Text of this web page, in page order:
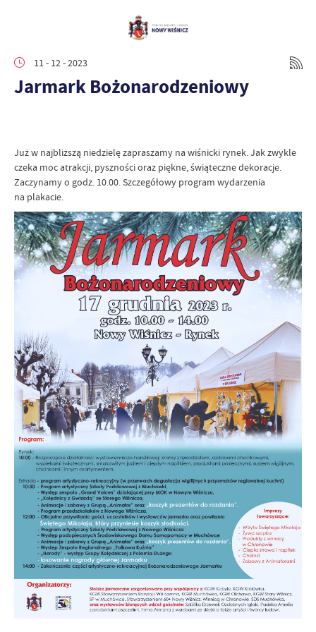
11 - 12 - 2023
Jarmark Bożonarodzeniowy
Już w najbliższą niedzielę zapraszamy na wiśnicki rynek. Jak zwykle
czeka moc atrakcji, pyszności oraz piękne, świąteczne dekoracje.
Zaczynamy o godz. 10.00. Szczegółowy program wydarzenia
na plakacie.